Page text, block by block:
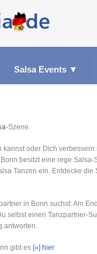
Salsa Events ▼
-Szene.
kannst oder Dich
besitzt eine rege
Tanzen ein. Entdecke
in Bonn suchst: Am
selbst einen Tanzpartner-
antworten.
gibt es [»] hier